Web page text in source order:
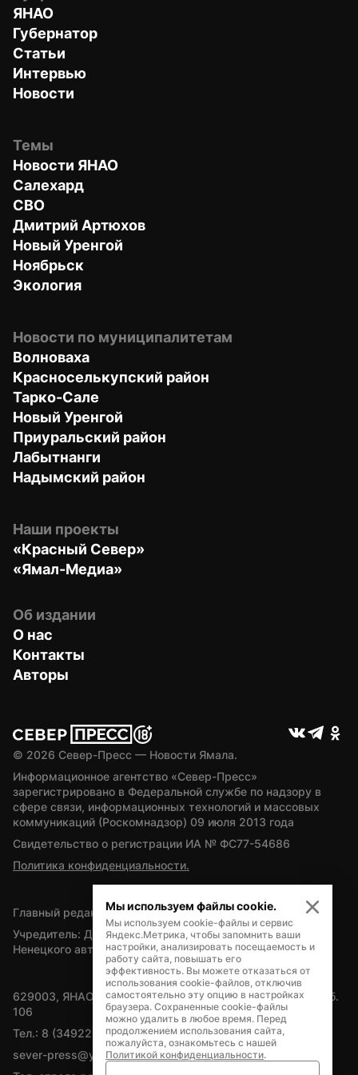
ЯНАО
Губернатор
Статьи
Интервью
Новости
Темы
Новости ЯНАО
Салехард
СВО
Дмитрий Артюхов
Новый Уренгой
Ноябрьск
Экология
Новости по муниципалитетам
Волноваха
Красноселькупский район
Тарко-Сале
Новый Уренгой
Приуральский район
Лабытнанги
Надымский район
Наши проекты
«Красный Север»
«Ямал-Медиа»
Об издании
О нас
Контакты
Авторы
© 2026 Север-Пресс — Новости Ямала.
Информационное агентство «Север-Пресс»
зарегистрировано в Федеральной службе по надзору в
сфере связи, информационных технологий и массовых
коммуникаций (Роскомнадзор) 09 июля 2013 года
Свидетельство о регистрации ИА № ФС77-54686
Политика конфиденциальности.
Главный редактор — А.Л. Поздеев
Учредитель: Департамент внутренней политики Ямало-
Ненецкого автономного округа
629003, ЯНАО, Салехард, мкр. Богдана Кнунянца, д.1, каб.
106
Тел.: 8 (34922) 71262
sever-press@yamal-media.ru
Мы используем файлы cookie.
Мы используем cookie-файлы и сервис
Яндекс.Метрика, чтобы запомнить ваши
настройки, анализировать посещаемость и
работу сайта, повышать его
эффективность. Вы можете отказаться от
использования cookie-файлов, отключив
самостоятельно эту опцию в настройках
браузера. Сохраненные cookie-файлы
можно удалить в любое время. Перед
продолжением использования сайта,
пожалуйста, ознакомьтесь с нашей
Политикой конфиденциальности.